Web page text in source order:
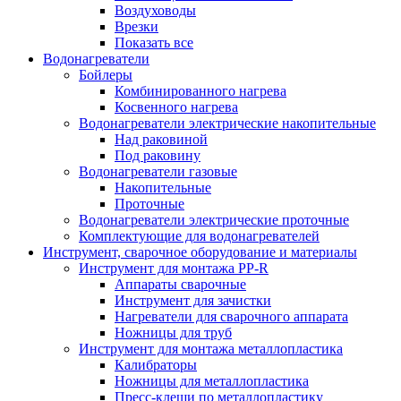
Воздуховоды
Врезки
Показать все
Водонагреватели
Бойлеры
Комбинированного нагрева
Косвенного нагрева
Водонагреватели электрические накопительные
Над раковиной
Под раковину
Водонагреватели газовые
Накопительные
Проточные
Водонагреватели электрические проточные
Комплектующие для водонагревателей
Инструмент, сварочное оборудование и материалы
Инструмент для монтажа PP-R
Аппараты сварочные
Инструмент для зачистки
Нагреватели для сварочного аппарата
Ножницы для труб
Инструмент для монтажа металлопластика
Калибраторы
Ножницы для металлопластика
Пресс-клещи по металлопластику